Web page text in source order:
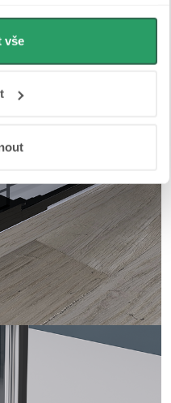
a
Google zpracovává
vše